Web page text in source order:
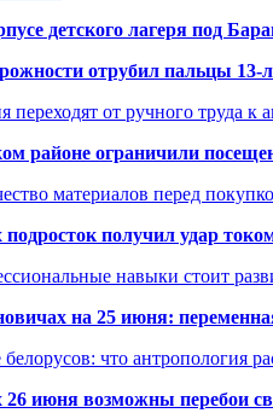
детского лагеря под
отрубил пальцы 13-
переходят от ручного труда к
районе ограничили
материалов перед
получил удар
навыки стоит
на 25 июня:
что антропология
июня возможны перебои